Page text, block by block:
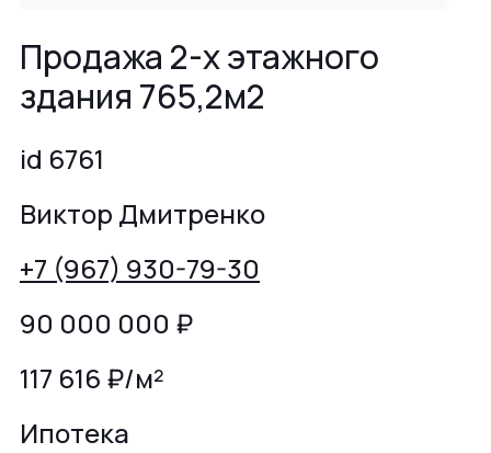
Продажа 2-х этажного
здания 765,2м2
id 6761
Виктор Дмитренко
+7 (967) 930-79-30
90 000 000 ₽
117 616 ₽/м²
Ипотека